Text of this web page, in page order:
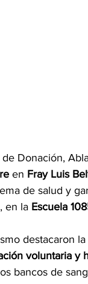
Donación,
en Fray Luis
de salud y
, en la Escuela
destacaron
voluntaria y
bancos de